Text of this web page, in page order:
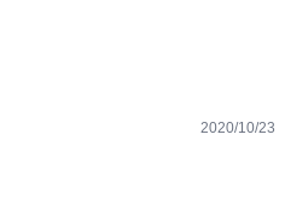
2020/10/23